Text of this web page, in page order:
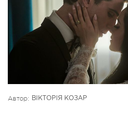
Автор: ВІКТОРІЯ КОЗАР